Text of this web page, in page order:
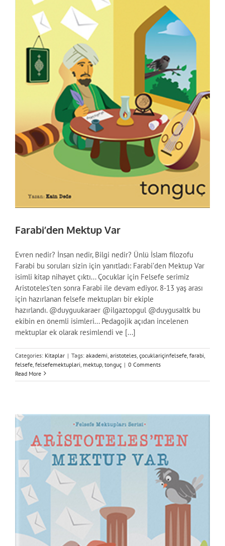
Farabi’den Mektup Var
Evren nedir? İnsan nedir, Bilgi nedir? Ünlü İslam filozofu
Farabi bu soruları sizin için yanıtladı: Farabi’den Mektup Var
isimli kitap nihayet çıktı... Çocuklar için Felsefe serimiz
Aristoteles’ten sonra Farabi ile devam ediyor. 8-13 yaş arası
için hazırlanan felsefe mektupları bir ekiple
hazırlandı. @duyguukaraer @ilgaztopgul @duygusaltk bu
ekibin en önemli isimleri... Pedagojik açıdan incelenen
mektuplar ek olarak resimlendi ve [...]
Categories: Kitaplar | Tags: akademi aristoteles çocuklariçinfelsefe farabi
felsefe felsefemektuplari mektup tonguç | 0 Comments
Read More